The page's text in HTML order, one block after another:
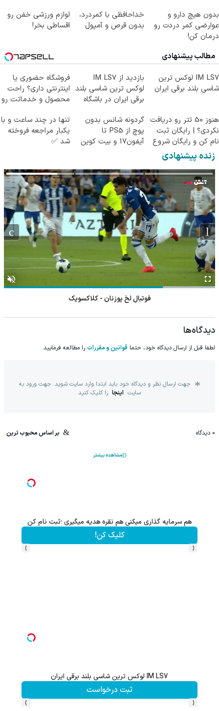
بدون هیچ دارو و
عوارضی کمر دردت رو
درمان کن!
خداحافظی با کمردرد،
بدون قرص و آمپول
لوازم ورزشی خفن رو
اقساطی بخر!
مطالب پیشنهادی
IM LS7 لوکس ترین
شاسی بلند برقی ایران
بازدید از IM LS7
لوکس ترین شاسی بلند
برقی ایران در باشگاه
فروشگاه حضوری یا
اینترنتی داری؟ راحت
محصول و خدماتت رو
هنوز 50 تتر رو دریافت
نکردی؟ | رایگان ثبت
نام کن و رایگان شروع
کن!
گردونه شانس بدون
پوچ از PS5 تا
آیفون17 و بیت کوین
تنها در چند ساعت و با
یکبار مراجعه فروخته
شد ✅
زنده پیشنهادی
فوتبال لخ پوزنان - کلاکسویک
دیدگاه‌ها
لطفا قبل از ارسال دیدگاه خود، حتما قوانین و مقررات را مطالعه فرمایید.
جهت ارسال نظر و دیدگاه خود باید ابتدا وارد سایت شوید. جهت ورود به
سایت اینجا را کلیک کنید
0 دیدگاه بر اساس محبوب ترین
مشاهده بیشتر
هم سرمایه گذاری میکنی هم نقره هدیه میگیری ؛ثبت نام کن
کلیک کن!
‹
›
IM LS7 لوکس ترین شاسی بلند برقی ایران
ثبت درخواست
‹
›